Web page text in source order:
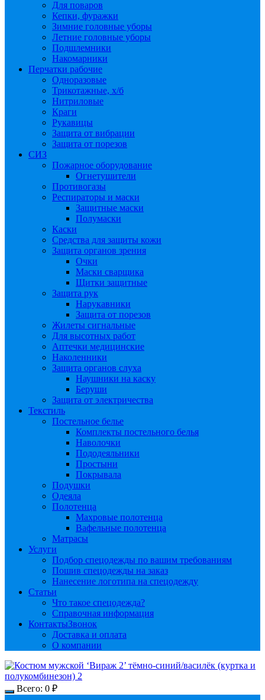
Для поваров
Кепки, фуражки
Зимние головные уборы
Летние головные уборы
Подшлемники
Накомарники
Перчатки рабочие
Одноразовые
Трикотажные, х/б
Нитриловые
Краги
Рукавицы
Защита от вибрации
Защита от порезов
СИЗ
Пожарное оборудование
Огнетушители
Противогазы
Респираторы и маски
Защитные маски
Полумаски
Каски
Средства для защиты кожи
Защита органов зрения
Очки
Маски сварщика
Щитки защитные
Защита рук
Нарукавники
Защита от порезов
Жилеты сигнальные
Для высотных работ
Аптечки медицинские
Наколенники
Защита органов слуха
Наушники на каску
Беруши
Защита от электричества
Текстиль
Постельное белье
Комплекты постельного белья
Наволочки
Пододеяльники
Простыни
Покрывала
Подушки
Одеяла
Полотенца
Махровые полотенца
Вафельные полотенца
Матрасы
Услуги
Подбор спецодежды по вашим требованиям
Пошив спецодежды на заказ
Нанесение логотипа на спецодежду
Статьи
Что такое спецодежда?
Справочная информация
КонтактыЗвонок
Доставка и оплата
О компании
Всего: 0 ₽